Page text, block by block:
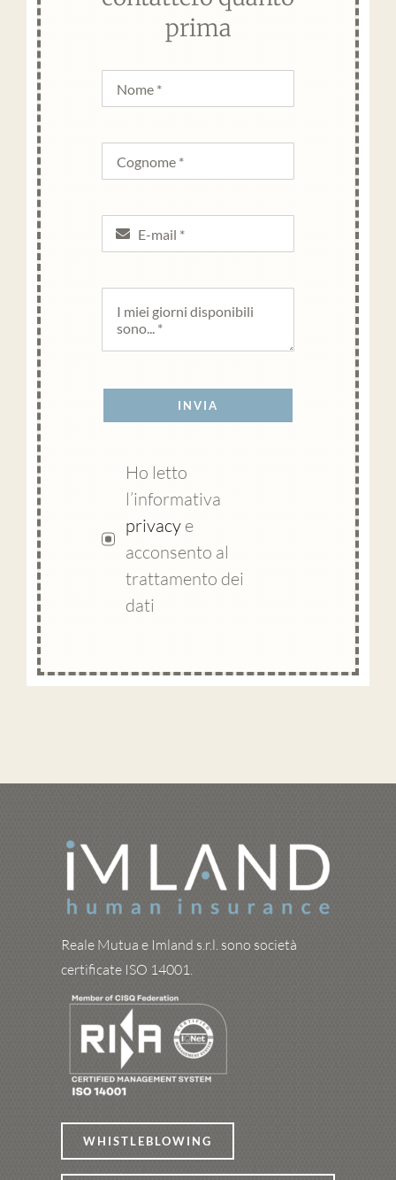
prima
INVIA
Ho letto
l’informativa
privacy e
acconsento al
trattamento dei
dati
Reale Mutua e Imland s.r.l. sono società
certificate ISO 14001.
WHISTLEBLOWING